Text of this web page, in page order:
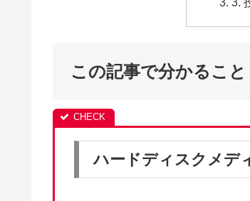
この記事で分かること
ハードディスクメデ